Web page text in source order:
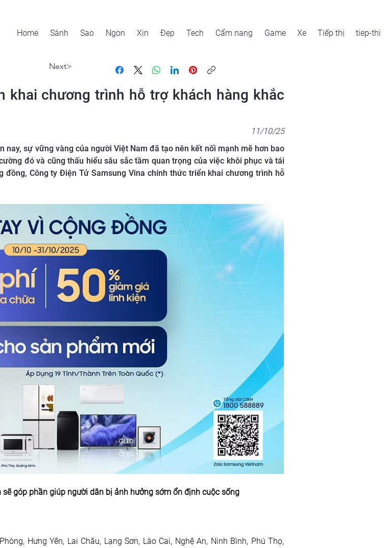
Home Sành Sao Ngon Xịn Đẹp Tech Cẩm nang Game Xe Tiếp thị tiep-thi
Next>
khai chương trình hỗ trợ khách hàng khắc
11/10/25
nay, sự vững vàng của người Việt Nam đã tạo nên kết nối mạnh mẽ hơn bao
đó và cũng thấu hiểu sâu sắc tầm quan trọng của việc khôi phục và tái
đồng, Công ty Điện Tử Samsung Vina chính thức triển khai chương trình hỗ
góp phần giúp người dân bị ảnh hưởng sớm ổn định cuộc sống
Hưng Yên, Lai Châu, Lạng Sơn, Lào Cai, Nghệ An, Ninh Bình, Phú Thọ,